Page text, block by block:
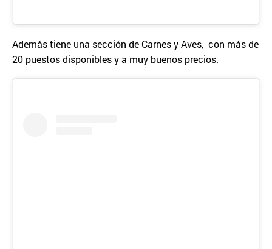
Además tiene una sección de Carnes y Aves, con más de
20 puestos disponibles y a muy buenos precios.